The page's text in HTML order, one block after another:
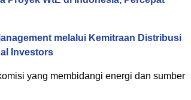
melalui Kemitraan Distribusi
Investors
yang membidangi energi dan sumber